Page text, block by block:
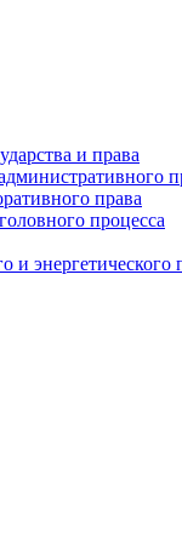
и права
права
процесса
и энергетического